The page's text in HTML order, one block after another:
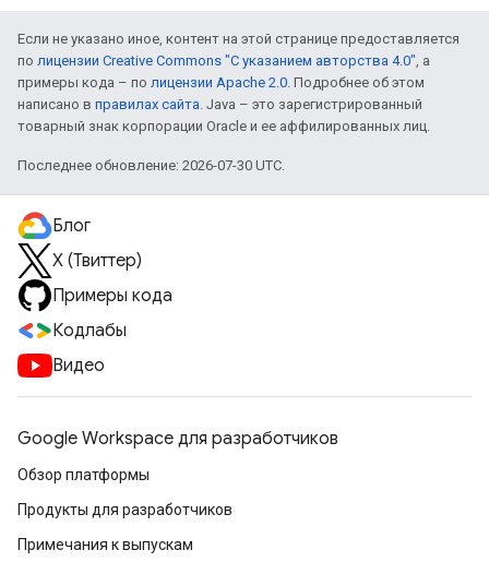
Если не указано иное, контент на этой странице предоставляется
по лицензии Creative Commons "С указанием авторства 4.0", а
примеры кода – по лицензии Apache 2.0. Подробнее об этом
написано в правилах сайта. Java – это зарегистрированный
товарный знак корпорации Oracle и ее аффилированных лиц.
Последнее обновление: 2026-07-30 UTC.
Блог
X (Твиттер)
Примеры кода
Кодлабы
Видео
Google Workspace для разработчиков
Обзор платформы
Продукты для разработчиков
Примечания к выпускам